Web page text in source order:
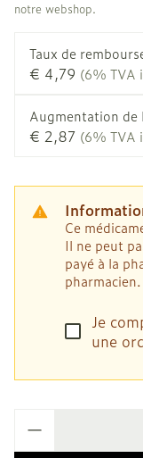
notre webshop.
Taux de
€ 4,79 (6% TVA
Augmentation de
€ 2,87 (6% TVA
Ce
Il ne peut
payé à la
pharmacien.
Je
une